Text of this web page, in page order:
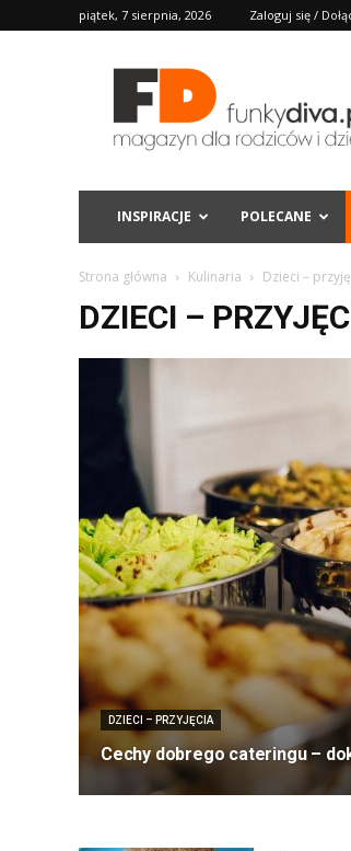
piątek, 7 sierpnia, 2026 Zaloguj się /
FD
INSPIRACJE POLECANE
Strona główna Kulinaria Dzieci –
DZIECI –
DZIECI – PRZYJĘCIA
Cechy dobrego cateringu –